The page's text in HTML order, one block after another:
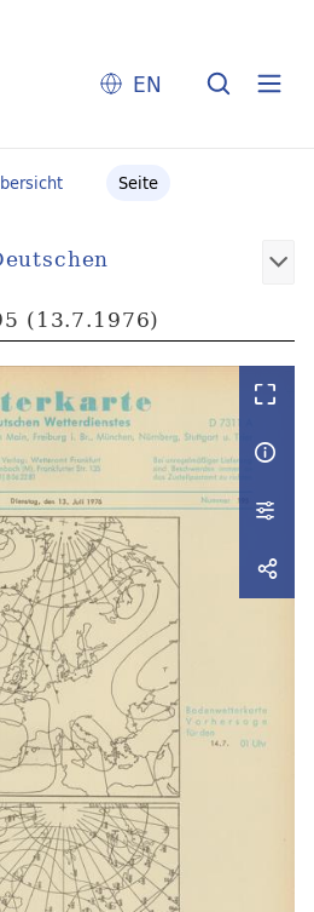
EN
Seite
(13.7.1976)